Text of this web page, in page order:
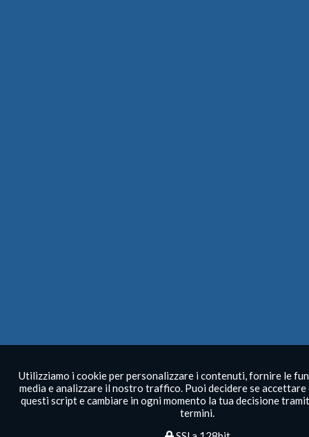
Utilizziamo i cookie per personalizzare i contenuti, fornire le
media e analizzare il nostro traffico. Puoi decidere se accettare
questi script e cambiare in ogni momento la tua decisione
termini.